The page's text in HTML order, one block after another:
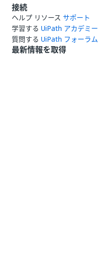
接続
ヘルプ リソース サポート
学習する UiPath アカデミー
質問する UiPath フォーラム
最新情報を取得